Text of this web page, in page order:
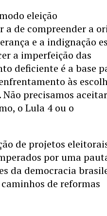
eleição
de compreender a
e a indignação
a imperfeição das
deficiente é a base
às
precisamos
o Lula 4 ou o
de projetos
por uma
da democracia
de reformas